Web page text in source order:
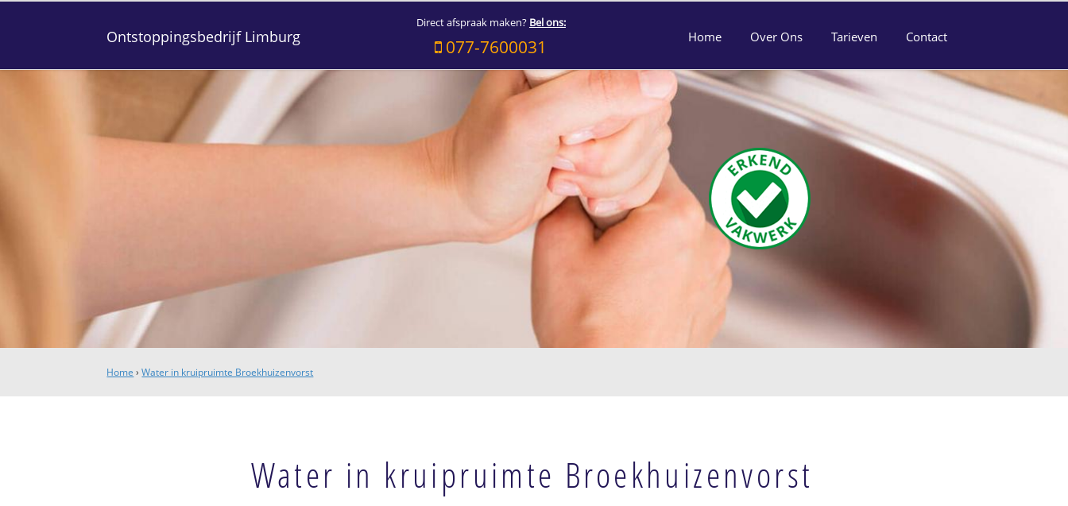
Ontstoppingsbedrijf Limburg
Direct afspraak maken? Bel ons:
077-7600031 Home Over Ons Tarieven Contact
Home ›Water in kruipruimte Broekhuizenvorst
Water in kruipruimte Broekhuizenvorst